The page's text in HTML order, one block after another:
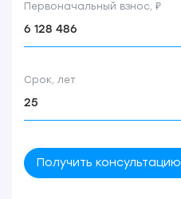
Первоначальный взнос, ₽
Срок, лет
Получить консультацию